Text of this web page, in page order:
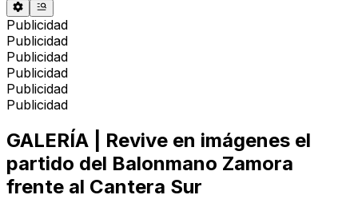
Publicidad
Publicidad
Publicidad
Publicidad
Publicidad
Publicidad
GALERÍA | Revive en imágenes el
partido del Balonmano Zamora
frente al Cantera Sur